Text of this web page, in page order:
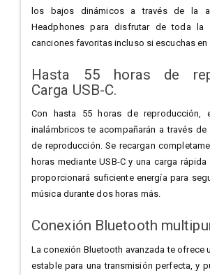
los bajos dinámicos a través de la
Headphones para disfrutar de toda la
canciones favoritas incluso si escuchas en
Hasta 55 horas de
Carga USB-C.
Con hasta 55 horas de reproducción,
inalámbricos te acompañarán a través
de reproducción. Se recargan
horas mediante USB-C y una carga
proporcionará suficiente energía para
música durante dos horas más.
Conexión Bluetooth
La conexión Bluetooth avanzada te ofrece
estable para una transmisión perfecta, y